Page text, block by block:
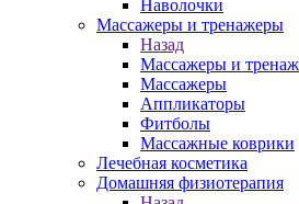
Наволочки
Массажеры и тренажеры
Назад
Массажеры и
Массажеры
Аппликаторы
Фитболы
Массажные коврики
Лечебная косметика
Домашняя физиотерапия